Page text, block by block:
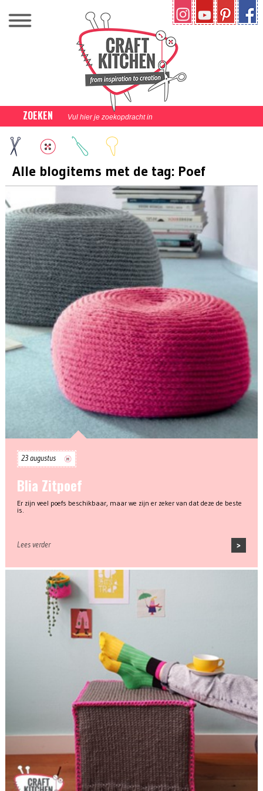
ZOEKEN
Alle blogitems met de tag: Poef
23 augustus
Blia Zitpoef
Er zijn veel poefs beschikbaar, maar we zijn er zeker van dat deze de beste
is.
Lees verder